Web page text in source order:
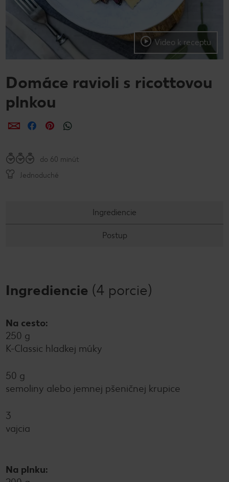
Video k receptu
Domáce ravioli s ricottovou
plnkou
ZdieľaťZdieľaťZdieľať
do 60 minút
Jednoduché
Ingrediencie
Postup
Ingrediencie (4 porcie)
Na cesto:
250 g
K-Classic hladkej múky
50 g
semoliny alebo jemnej pšeničnej krupice
3
vajcia
Na plnku: